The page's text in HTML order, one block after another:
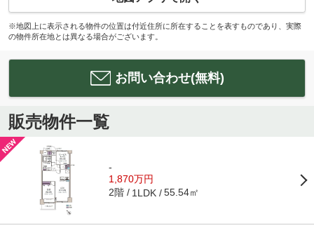
※地図上に表示される物件の位置は付近住所に所在することを表すものであり、実際
の物件所在地とは異なる場合がございます。
お問い合わせ(無料)
販売物件一覧
-
1,870万円
2階 1LDK 55.54㎡